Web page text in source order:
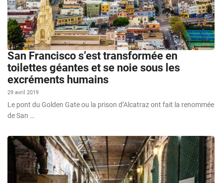
San Francisco s’est transformée en
toilettes géantes et se noie sous les
excréments humains
29 avril 2019
Le pont du Golden Gate ou la prison d’Alcatraz ont fait la renommée
de San …